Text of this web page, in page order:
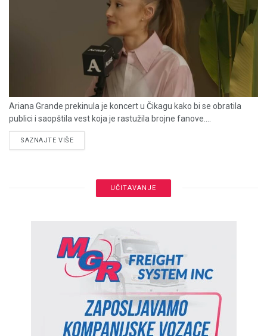
Ariana Grande prekinula je koncert u Čikagu kako bi se obratila
publici i saopštila vest koja je rastužila brojne fanove....
SAZNAJTE VIŠEDETAILS
UČITAVANJE